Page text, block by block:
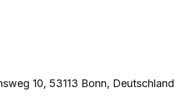
10, 53113 Bonn, Deutschland